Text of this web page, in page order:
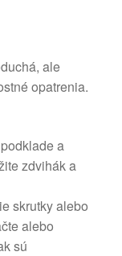
ale
opatrenia.
a
zdvihák a
skrutky alebo
alebo
sú